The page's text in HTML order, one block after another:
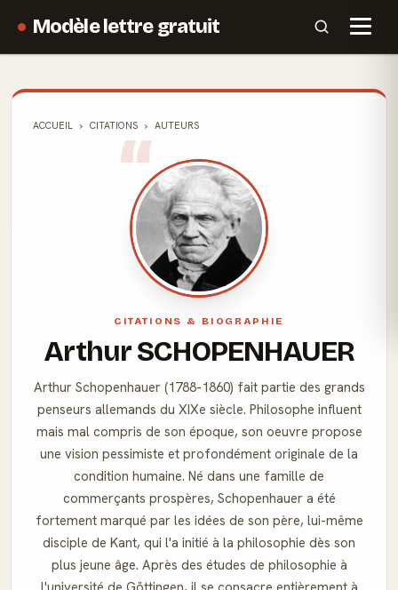
Modèle lettre gratuit
ACCUEIL CITATIONS AUTEURS
CITATIONS & BIOGRAPHIE
Arthur SCHOPENHAUER
Arthur Schopenhauer (1788-1860) fait partie des grands
penseurs allemands du XIXe siècle. Philosophe influent
mais mal compris de son époque, son oeuvre propose
une vision pessimiste et profondément originale de la
condition humaine. Né dans une famille de
commerçants prospères, Schopenhauer a été
fortement marqué par les idées de son père, lui-même
disciple de Kant, qui l'a initié à la philosophie dès son
plus jeune âge. Après des études de philosophie à